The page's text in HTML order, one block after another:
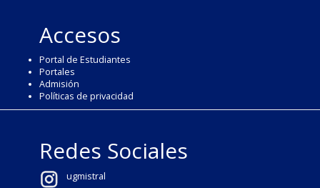
Accesos
Portal de Estudiantes
Portales
Admisión
Políticas de privacidad
Redes Sociales
ugmistral